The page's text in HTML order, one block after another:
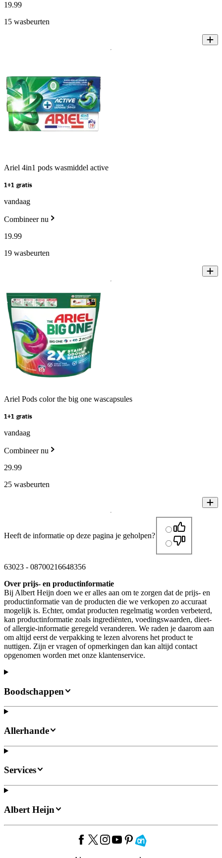
19.99
15 wasbeurten
Ariel 4in1 pods wasmiddel active
1+1 gratis
vandaag
Combineer nu
19.99
19 wasbeurten
Ariel Pods color the big one wascapsules
1+1 gratis
vandaag
Combineer nu
29.99
25 wasbeurten
Heeft de informatie op deze pagina je geholpen?
63023 - 08700216648356
Over prijs- en productinformatie
Bij Albert Heijn doen we er alles aan om te zorgen dat de prijs- en
productinformatie van de producten die we verkopen zo accuraat
mogelijk is. Echter, omdat producten regelmatig worden verbeterd,
kan productinformatie zoals ingrediënten, voedingswaarden, dieet-
of allergie-informatie geregeld veranderen. We raden je daarom aan
om altijd eerst de verpakking te lezen alvorens het product te
nuttigen. Zijn er vragen of opmerkingen dan kan altijd contact
opgenomen worden met onze klantenservice.
Boodschappen
Allerhande
Services
Albert Heijn